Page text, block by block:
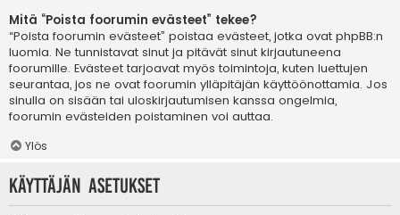
Mitä “Poista foorumin evästeet” tekee?
“Poista foorumin evästeet” poistaa evästeet, jotka ovat phpBB:n
luomia. Ne tunnistavat sinut ja pitävät sinut kirjautuneena
foorumille. Evästeet tarjoavat myös toimintoja, kuten luettujen
seurantaa, jos ne ovat foorumin ylläpitäjän käyttöönottamia. Jos
sinulla on sisään tai uloskirjautumisen kanssa ongelmia,
foorumin evästeiden poistaminen voi auttaa.
Ylös
Käyttäjän asetukset